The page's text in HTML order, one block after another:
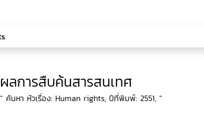
ผลการสืบค้นสารสนเทศ
“ ค้นหา หัวเรื่อง: Human rights, ปีที่พิมพ์: 2551, ”